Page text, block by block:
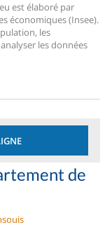
est élaboré par
économiques (Insee).
les
les données
de